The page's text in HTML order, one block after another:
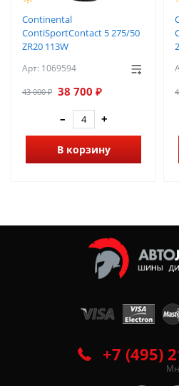
Continental
ContiSportContact 5 275/50
ZR20 113W
Арт: 1069594
43 000 ₽ 38 700 ₽
–
+
В корзину
+7 (495)